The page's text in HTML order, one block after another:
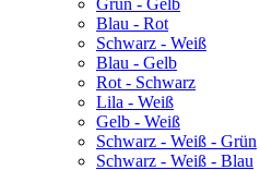
Grün - Gelb
Blau - Rot
Schwarz - Weiß
Blau - Gelb
Rot - Schwarz
Lila - Weiß
Gelb - Weiß
Schwarz - Weiß - Grün
Schwarz - Weiß - Blau